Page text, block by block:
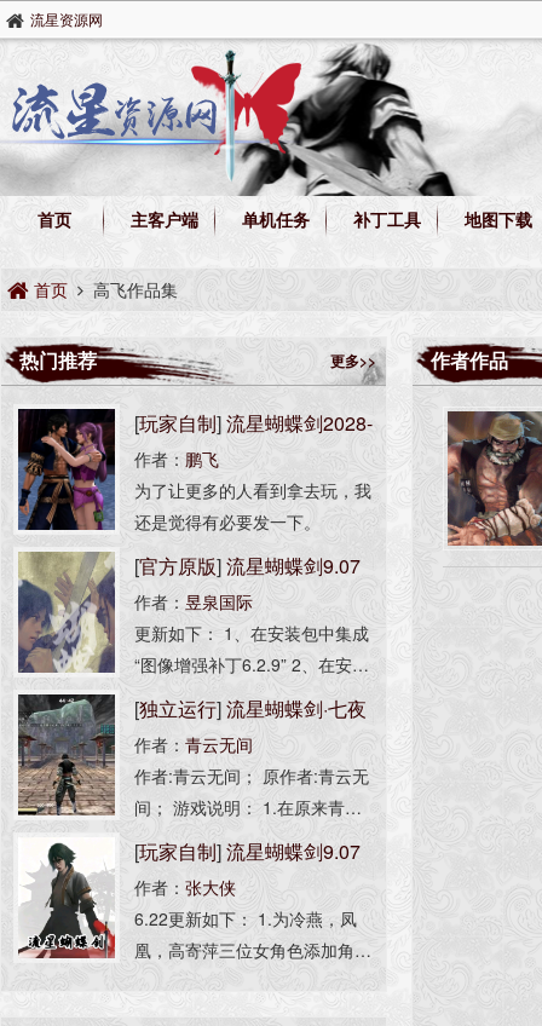
流星资源网
首页 主客户端 单机任务 补丁工具 地图下载
首页 高飞作品集
作者作品
热门推荐 更多>>
[玩家自制]流星蝴蝶剑2028-
AI版
作者： 鹏飞
为了让更多的人看到拿去玩，我
还是觉得有必要发一下。
[官方原版]流星蝴蝶剑9.07
完整版
作者： 昱泉国际
更新如下： 1、在安装包中集成
“图像增强补丁6.2.9” 2、在安装
包中集成“人物全开选项” 3、解
决不能选择单机任务和局域网的
问题 4、集成简体中文、繁体中
文安装 安装程序非昱泉国际制
作，为流星资源网打包，无任何
修改。 此版本等同于：1.00.3完
整版 + 1.07.16升级补丁 + 9.07.
16升级补丁。
[独立运行]流星蝴蝶剑·七夜
听雪(光影增强版)
作者： 青云无间
作者:青云无间； 原作者:青云无
间； 游戏说明： 1.在原来青云
无间大佬的版本基础上添加了图
像补丁、AS脚本引擎以及光
影； 2.若游戏内掉帧卡顿可按[F
4]关闭光影； -------------------
[玩家自制]流星蝴蝶剑9.07
高清无损版
作者： 张大侠
6.22更新如下： 1.为冷燕，凤
凰，高寄萍三位女角色添加角色
语音，包括招式，挑衅，死亡。
2.为所有角色添加受击反馈音效